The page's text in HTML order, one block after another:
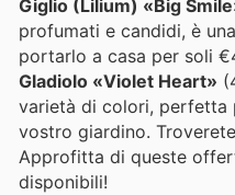
Giglio (Lilium) «Big
profumati e candidi, è
portarlo a casa per soli
Gladiolo «Violet Heart»
varietà di colori, perfetta
vostro giardino.
Approfitta di queste
disponibili!